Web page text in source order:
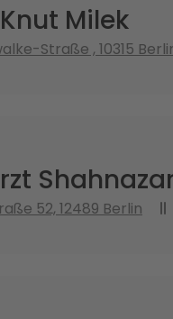
Milek
Straße , 10315
52, 12489 Berlin